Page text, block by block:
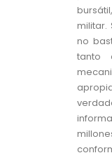
militar.
no
tanto